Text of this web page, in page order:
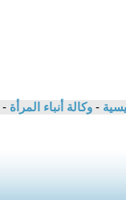
- وكالة أنباء المرأة -